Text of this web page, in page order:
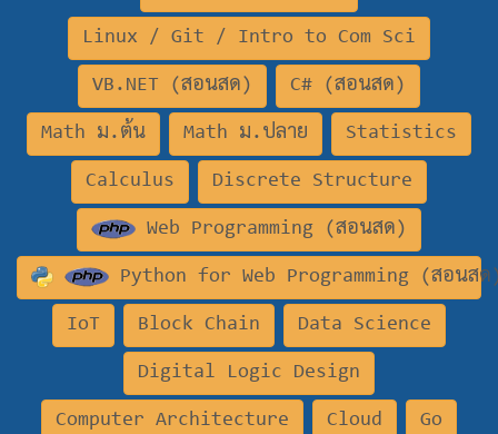
Linux / Git / Intro to Com Sci
VB.NET (สอนสด) C# (สอนสด)
Math ม.ต้น Math ม.ปลาย Statistics
Calculus Discrete Structure
Web Programming (สอนสด)
Python for Web Programming (สอนสด
IoT Block Chain Data Science
Digital Logic Design
Computer Architecture Cloud Go